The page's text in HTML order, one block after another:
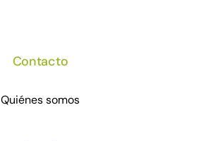
Contacto
Quiénes somos